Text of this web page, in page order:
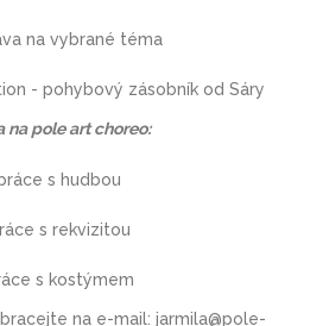
na vybrané téma
- pohybový zásobník od Sáry
na pole art choreo:
s hudbou
s rekvizitou
s kostýmem
na e-mail: jarmila@pole-